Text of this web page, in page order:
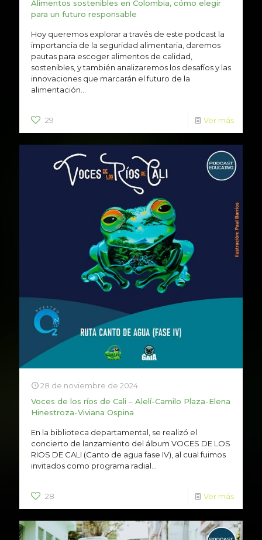
Alimentos sostenibles en Colombia, cómo elegir
para un futuro responsable
Hoy queremos explorar a través de este podcast la
importancia de la seguridad alimentaria, daremos
pautas para escoger alimentos de calidad,
sostenibles, y también analizaremos los desafíos y las
innovaciones que marcarán el futuro de la
alimentación...
29 Ver más
28 de noviembre de 2024
Voces de los ríos de Cali – Alelí-Camilo Plaza-Elena
Hinestroza-Viviana Ospina
En la biblioteca departamental, se realizó el
concierto de lanzamiento del álbum VOCES DE LOS
RIOS DE CALI (Canto de agua fase IV), al cual fuimos
invitados como programa radial...
28 Ver más